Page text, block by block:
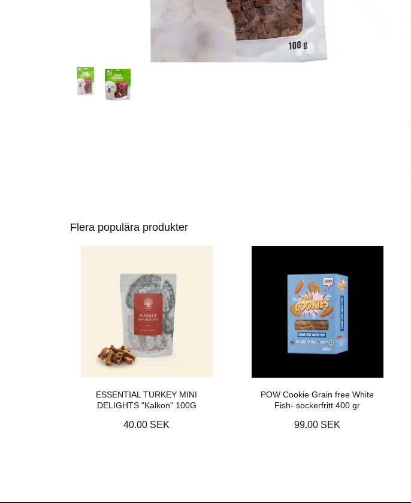
Flera populära produkter
ESSENTIAL TURKEY MINI
DELIGHTS "Kalkon" 100G
40.00 SEK
POW Cookie Grain free White
Fish- sockerfritt 400 gr
99.00 SEK